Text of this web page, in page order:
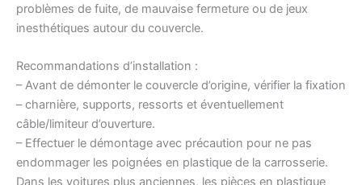
problèmes de fuite, de mauvaise fermeture ou de jeux
inesthétiques autour du couvercle.
Recommandations d’installation :
– Avant de démonter le couvercle d’origine, vérifier la fixation
– charnière, supports, ressorts et éventuellement
câble/limiteur d’ouverture.
– Effectuer le démontage avec précaution pour ne pas
endommager les poignées en plastique de la carrosserie.
Dans les voitures plus anciennes, les pièces en plastique